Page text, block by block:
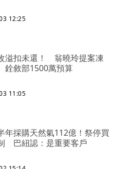
12:25
溢扣未還！ 翁曉玲提案凍
銓敘部1500萬預算
11:05
年採購天然氣112億！祭停買
巴紐認：是重要客戶